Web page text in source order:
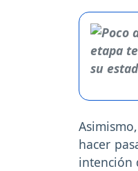
hacer
intención